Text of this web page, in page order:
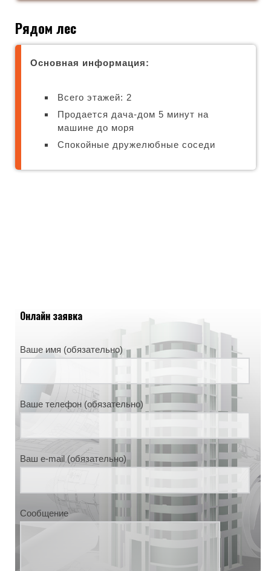
Рядом лес
Основная информация:
Всего этажей: 2
Продается дача-дом 5 минут на
машине до моря
Спокойные дружелюбные соседи
Онлайн заявка
Ваше имя (обязательно)
Ваше телефон (обязательно)
Ваш e-mail (обязательно)
Сообщение